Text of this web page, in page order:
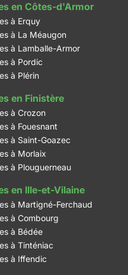
en Côtes-d'Armor
à Erquy
à La Méaugon
à Lamballe-Armor
à Pordic
à Plérin
en Finistère
à Crozon
à Fouesnant
à Saint-Goazec
à Morlaix
à Plouguerneau
en Ille-et-Vilaine
à Martigné-Ferchaud
à Combourg
à Bédée
à Tinténiac
à Iffendic